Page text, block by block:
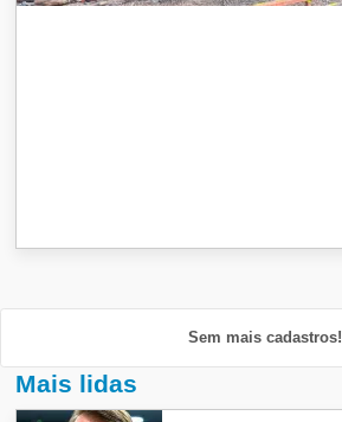
Sem mais cadastros!
Mais lidas